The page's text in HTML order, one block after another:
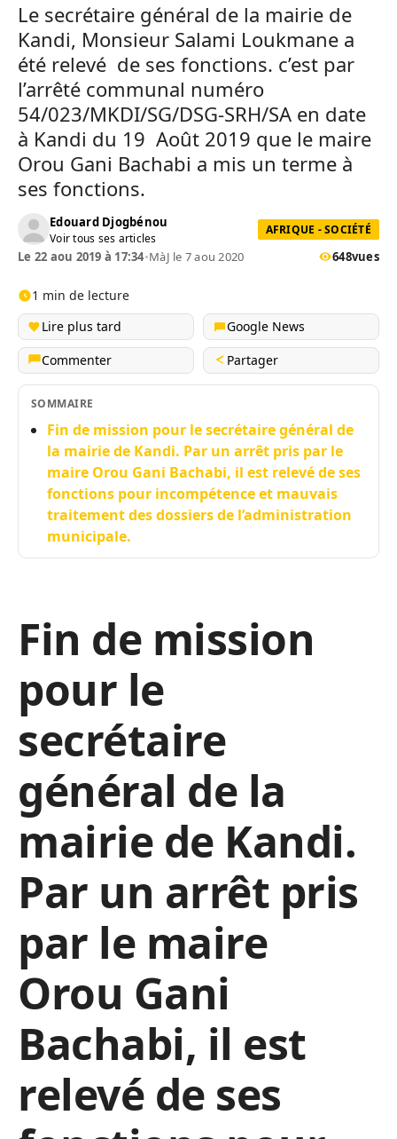
Le secrétaire général de la mairie de
Kandi, Monsieur Salami Loukmane a
été relevé de ses fonctions. c’est par
l’arrêté communal numéro
54/023/MKDI/SG/DSG-SRH/SA en date
à Kandi du 19 Août 2019 que le maire
Orou Gani Bachabi a mis un terme à
ses fonctions.
Edouard Djogbénou
Voir tous ses articles
AFRIQUE - SOCIÉTÉ
Le 22 aou 2019 à 17:34•MàJ le 7 aou 2020 648vues
1 min de lecture
Lire plus tard
Google News
Commenter
Partager
SOMMAIRE
Fin de mission pour le secrétaire général de
la mairie de Kandi. Par un arrêt pris par le
maire Orou Gani Bachabi, il est relevé de ses
fonctions pour incompétence et mauvais
traitement des dossiers de l’administration
municipale.
Fin de mission
pour le
secrétaire
général de la
mairie de Kandi.
Par un arrêt pris
par le maire
Orou Gani
Bachabi, il est
relevé de ses